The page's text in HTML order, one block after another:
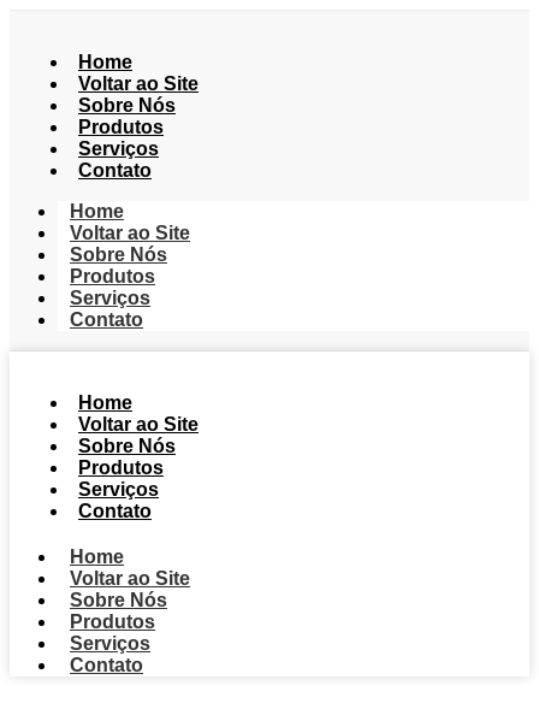
Home
Voltar ao Site
Sobre Nós
Produtos
Serviços
Contato
Home
Voltar ao Site
Sobre Nós
Produtos
Serviços
Contato
Home
Voltar ao Site
Sobre Nós
Produtos
Serviços
Contato
Home
Voltar ao Site
Sobre Nós
Produtos
Serviços
Contato